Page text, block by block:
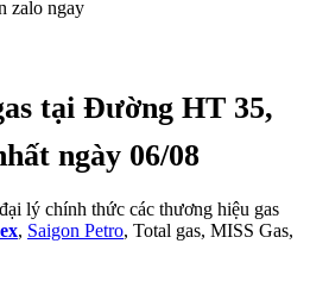
zalo ngay
tại Đường HT 35,
ngày 06/08
lý chính thức các thương hiệu gas
, Saigon Petro, Total gas, MISS Gas,